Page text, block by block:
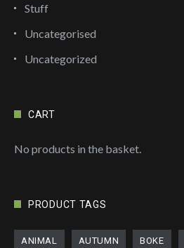
Stuff
Uncategorised
Uncategorized
CART
No products in the basket.
PRODUCT TAGS
ANIMAL AUTUMN BOKE